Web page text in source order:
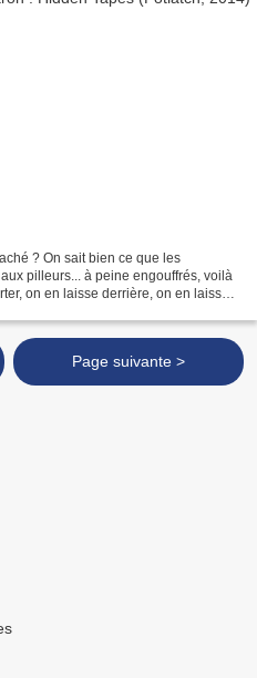
? On sait bien ce que les
pilleurs... à peine engouffrés, voilà
on en laisse derrière, on en laisse
Page suivante >